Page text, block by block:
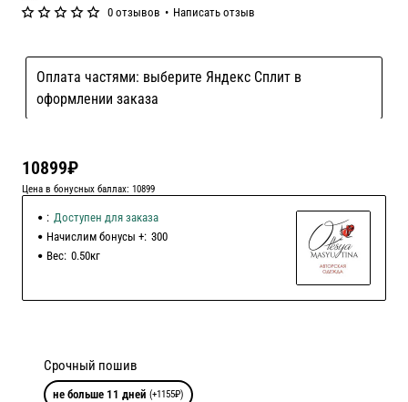
Оплата частями: выберите Яндекс Сплит в
оформлении заказа
0 отзывов • Написать отзыв
10899₽
Цена в бонусных баллах: 10899
: Доступен для заказа
Начислим бонусы +: 300
Вес: 0.50кг
Срочный пошив
не больше 11 дней (+1155₽)